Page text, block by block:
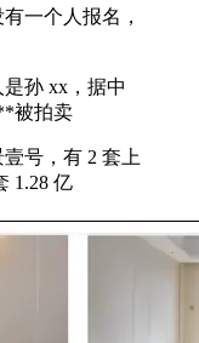
一个人报名，
孙 xx，据中
被拍卖
号，有 2 套上
1.28 亿